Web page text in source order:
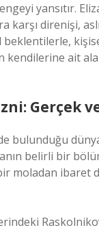
yansıtır.
karşı direnişi,
ait
Gerçek
bulunduğu
belirli bir
moladan ibaret